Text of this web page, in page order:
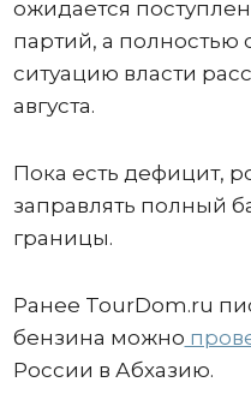
ожидается
партий, а полностью
ситуацию власти
августа.
Пока есть дефицит,
заправлять полный
границы.
Ранее TourDom.ru
бензина можно
России в Абхазию.